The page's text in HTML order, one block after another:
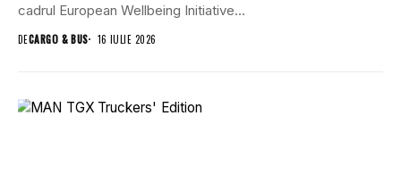
cadrul European Wellbeing Initiative...
DECARGO & BUS 16 IULIE 2026